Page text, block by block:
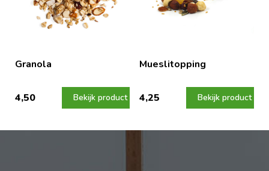
Granola
4,50 Bekijk product
Mueslitopping
4,25 Bekijk product